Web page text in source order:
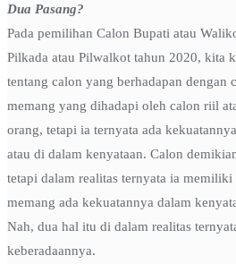
Dua Pasang?
Pada pemilihan Calon Bupati atau
Pilkada atau Pilwalkot tahun 2020, kita
tentang calon yang berhadapan dengan
memang yang dihadapi oleh calon riil
orang, tetapi ia ternyata ada
atau di dalam kenyataan. Calon
tetapi dalam realitas ternyata ia
memang ada kekuatannya dalam
Nah, dua hal itu di dalam realitas
keberadaannya.